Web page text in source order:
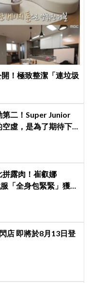
！極致整潔「連垃圾
第二！Super Junior
虛，是為了期待下
拼露肉！崔叡娜
「全身包緊緊」獲好
店 即將於8月13日登